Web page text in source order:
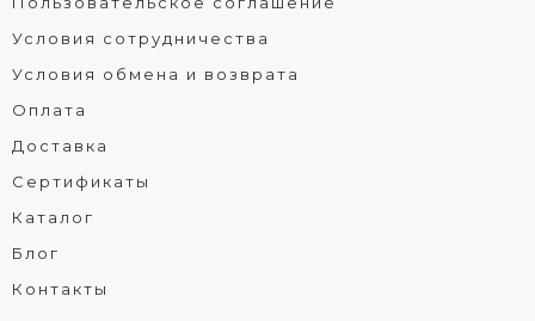
Условия сотрудничества
Условия обмена и возврата
Оплата
Доставка
Сертификаты
Каталог
Блог
Контакты